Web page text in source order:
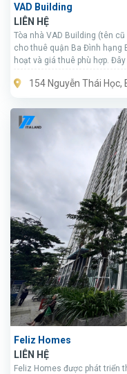
VAD Building
LIÊN HỆ
Tòa nhà VAD Building (tên
cho thuê quận Ba Đình hạng
hoạt và giá thuê phù hợp.
154 Nguyễn Thái Học,
Feliz Homes
LIÊN HỆ
Feliz Homes được phát triển